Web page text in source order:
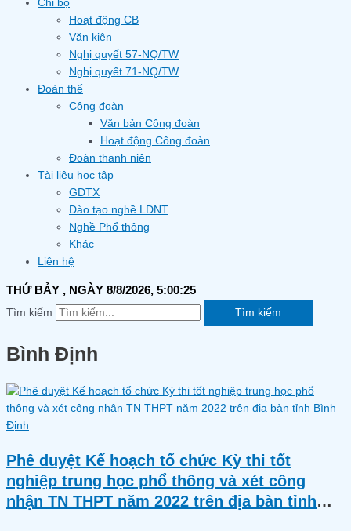
Chi bộ
Hoạt động CB
Văn kiện
Nghị quyết 57-NQ/TW
Nghị quyết 71-NQ/TW
Đoàn thể
Công đoàn
Văn bản Công đoàn
Hoạt động Công đoàn
Đoàn thanh niên
Tài liệu học tập
GDTX
Đào tạo nghề LDNT
Nghề Phổ thông
Khác
Liên hệ
THỨ BẢY , NGÀY 8/8/2026, 5:00:26
Tìm kiếm Tìm kiếm
Bình Định
Phê duyệt Kế hoạch tổ chức Kỳ thi tốt
nghiệp trung học phổ thông và xét công
nhận TN THPT năm 2022 trên địa bàn tỉnh